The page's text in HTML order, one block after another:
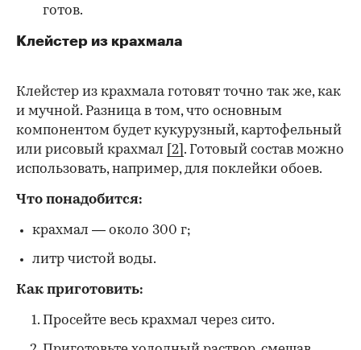
готов.
Клейстер из крахмала
Клейстер из крахмала готовят точно так же, как
и мучной. Разница в том, что основным
компонентом будет кукурузный, картофельный
или рисовый крахмал
[2] . Готовый состав можно
использовать, например, для поклейки обоев.
Что понадобится:
крахмал — около 300 г;
литр чистой воды.
Как приготовить:
Просейте весь крахмал через сито.